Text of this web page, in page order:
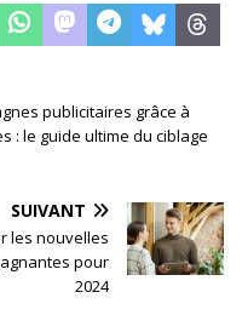
publicitaires grâce à
: le guide ultime du ciblage
SUIVANT
les nouvelles
pour
2024